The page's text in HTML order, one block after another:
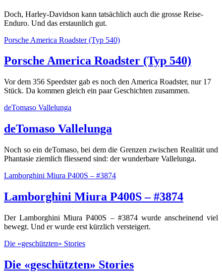
Doch, Harley-Davidson kann tatsächlich auch die grosse Reise-
Enduro. Und das erstaunlich gut.
Porsche America Roadster (Typ 540)
Porsche America Roadster (Typ 540)
Vor dem 356 Speedster gab es noch den America Roadster, nur 17
Stück. Da kommen gleich ein paar Geschichten zusammen.
deTomaso Vallelunga
deTomaso Vallelunga
Noch so ein deTomaso, bei dem die Grenzen zwischen Realität und
Phantasie ziemlich fliessend sind: der wunderbare Vallelunga.
Lamborghini Miura P400S – #3874
Lamborghini Miura P400S – #3874
Der Lamborghini Miura P400S – #3874 wurde anscheinend viel
bewegt. Und er wurde erst kürzlich versteigert.
Die «geschützten» Stories
Die «geschützten» Stories